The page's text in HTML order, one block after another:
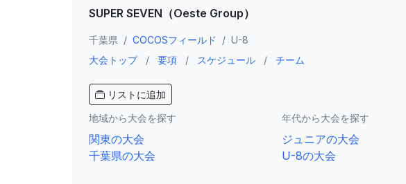
SUPER SEVEN（Oeste Group）
千葉県 / COCOSフィールド / U-8
大会トップ
/ 要項 / スケジュール / チーム
リストに追加
地域から大会を探す
関東の大会
千葉県の大会
年代から大会を探す
ジュニアの大会
U-8の大会